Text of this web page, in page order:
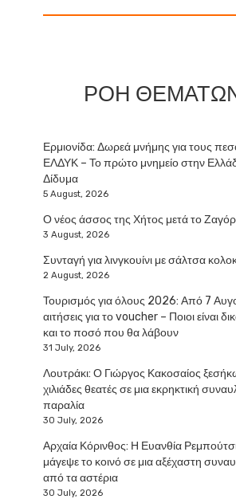
ΡΟΗ
Ερμιονίδα: Δωρεά μνήμης για τους
ΕΛΔΥΚ – Το πρώτο μνημείο στην
Δίδυμα
5 August, 2026
Ο νέος άσσος της Χήτος μετά το
3 August, 2026
Συνταγή για λινγκουίνι με σάλτσα
2 August, 2026
Τουρισμός για όλους 2026: Από 7
αιτήσεις για το voucher – Ποιοι είναι
και το ποσό που θα λάβουν
31 July, 2026
Λουτράκι: Ο Γιώργος Κακοσαίος
χιλιάδες θεατές σε μια εκρηκτική
παραλία
30 July, 2026
Αρχαία Κόρινθος: Η Ευανθία
μάγεψε το κοινό σε μια αξέχαστη
από τα αστέρια
30 July, 2026